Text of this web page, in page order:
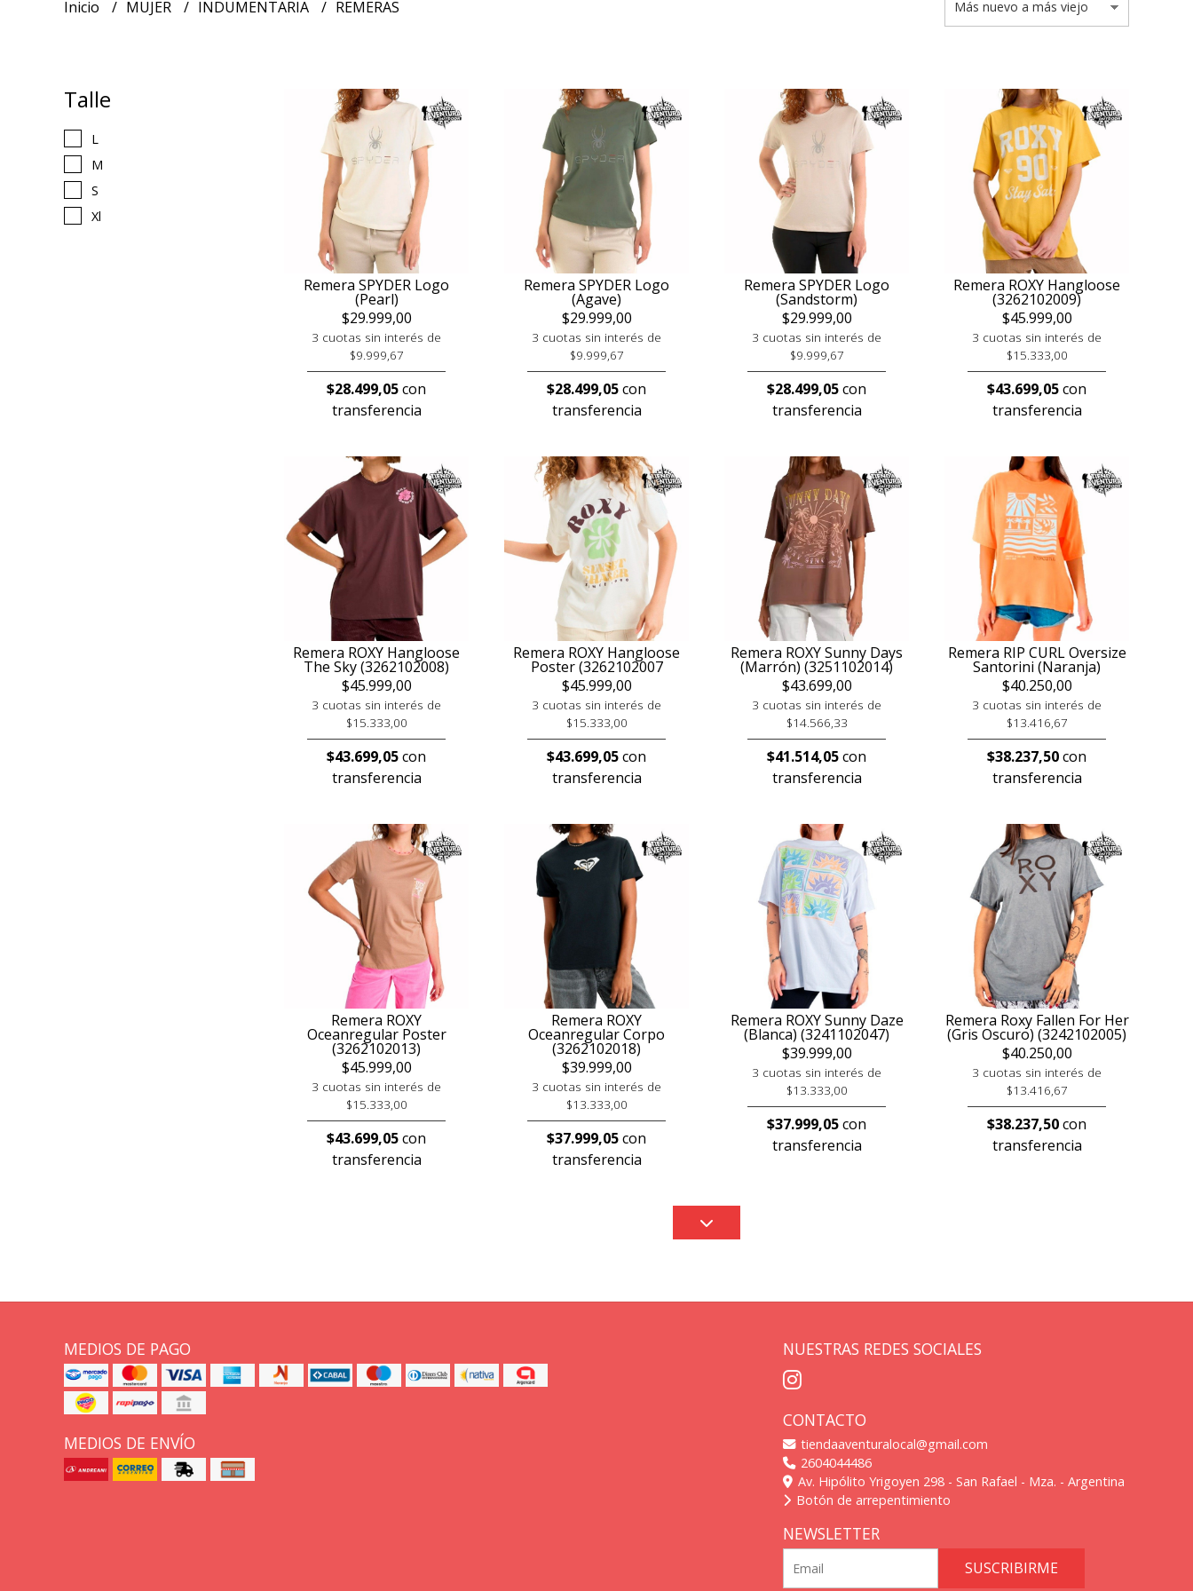
Inicio MUJER INDUMENTARIA REMERAS
Talle
L
M
S
Xl
Remera SPYDER Logo
(Pearl)
$29.999,00
3 cuotas sin interés de
$9.999,67
$28.499,05con
transferencia
Remera SPYDER Logo
(Agave)
$29.999,00
3 cuotas sin interés de
$9.999,67
$28.499,05con
transferencia
Remera SPYDER Logo
(Sandstorm)
$29.999,00
3 cuotas sin interés de
$9.999,67
$28.499,05con
transferencia
Remera ROXY Hangloose
(3262102009)
$45.999,00
3 cuotas sin interés de
$15.333,00
$43.699,05con
transferencia
Remera ROXY Hangloose
The Sky (3262102008)
$45.999,00
3 cuotas sin interés de
$15.333,00
$43.699,05con
transferencia
Remera ROXY Hangloose
Poster (3262102007
$45.999,00
3 cuotas sin interés de
$15.333,00
$43.699,05con
transferencia
Remera ROXY Sunny Days
(Marrón) (3251102014)
$43.699,00
3 cuotas sin interés de
$14.566,33
$41.514,05con
transferencia
Remera RIP CURL Oversize
Santorini (Naranja)
$40.250,00
3 cuotas sin interés de
$13.416,67
$38.237,50con
transferencia
Remera ROXY
Oceanregular Poster
(3262102013)
$45.999,00
3 cuotas sin interés de
$15.333,00
$43.699,05con
transferencia
Remera ROXY
Oceanregular Corpo
(3262102018)
$39.999,00
3 cuotas sin interés de
$13.333,00
$37.999,05con
transferencia
Remera ROXY Sunny Daze
(Blanca) (3241102047)
$39.999,00
3 cuotas sin interés de
$13.333,00
$37.999,05con
transferencia
Remera Roxy Fallen For Her
(Gris Oscuro) (3242102005)
$40.250,00
3 cuotas sin interés de
$13.416,67
$38.237,50con
transferencia
MEDIOS DE PAGO
MEDIOS DE ENVÍO
NUESTRAS REDES SOCIALES
CONTACTO
tiendaaventuralocal@gmail.com
2604044486
Av. Hipólito Yrigoyen 298 - San Rafael - Mza. - Argentina
Botón de arrepentimiento
NEWSLETTER
SUSCRIBIRME